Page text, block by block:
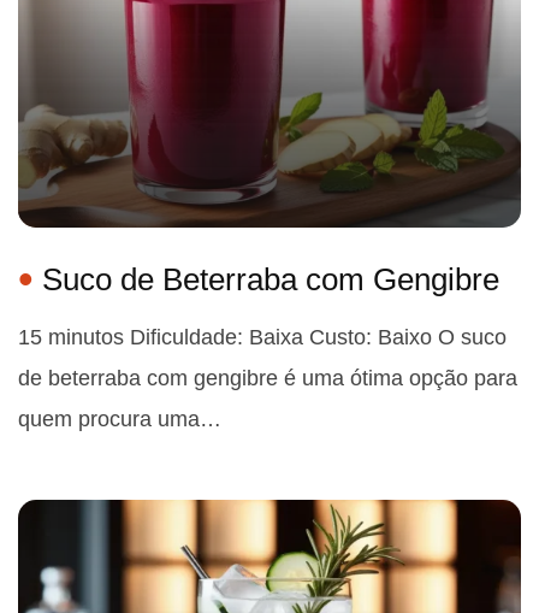
Suco de Beterraba com Gengibre
15 minutos Dificuldade: Baixa Custo: Baixo O suco
de beterraba com gengibre é uma ótima opção para
quem procura uma…